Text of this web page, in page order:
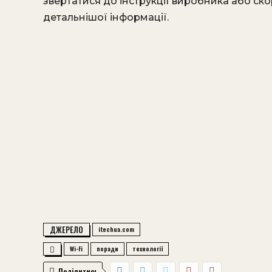
детальнішої інформації.
ДЖЕРЕЛО itechua.com
Wi-Fi поради технології